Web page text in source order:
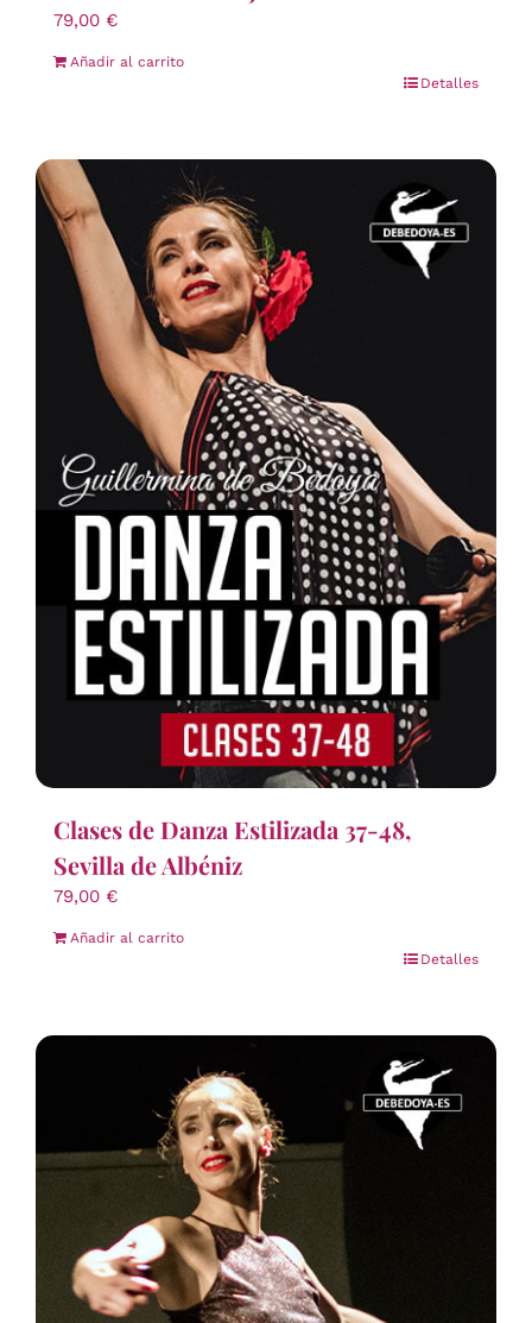
79,00 €
Añadir al carrito
Detalles
Clases de Danza Estilizada 37-48,
Sevilla de Albéniz
79,00 €
Añadir al carrito
Detalles